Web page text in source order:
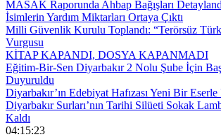
MASAK Raporunda Ahbap Bağışları
İsimlerin Yardım Miktarları Ortaya Çıktı
Milli Güvenlik Kurulu Toplandı: “Terörsüz
Vurgusu
KİTAP KAPANDI, DOSYA KAPANMADI
Eğitim-Bir-Sen Diyarbakır 2 Nolu Şube İçin
Duyuruldu
Diyarbakır’ın Edebiyat Hafızası Yeni Bir Eserle
Diyarbakır Surları’nın Tarihi Silüeti Sokak
Kaldı
04:15:24